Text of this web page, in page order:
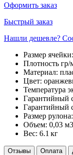
Оформить заказ
Быстрый заказ
Нашли дешевле?
Размер ячейки:
Плотность гр/
Материал:
Цвет:
Температура
Гарантийный
Гарантийный
Размер рулона:
Объем: 0,03 м3
Вес: 6.1 кг
Отзывы Оплата